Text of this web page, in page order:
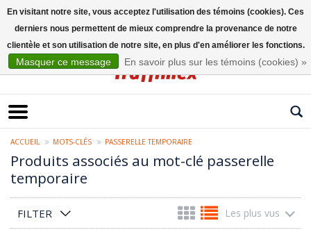
ACCUEIL MOTS-CLÉS PASSERELLE TEMPORAIRE
Produits associés au mot-clé passerelle
temporaire
FILTER Les plus vus
En visitant notre site, vous acceptez l'utilisation des témoins (cookies). Ces
derniers nous permettent de mieux comprendre la provenance de notre
clientèle et son utilisation de notre site, en plus d'en améliorer les fonctions.
Masquer ce message En savoir plus sur les témoins (cookies) »